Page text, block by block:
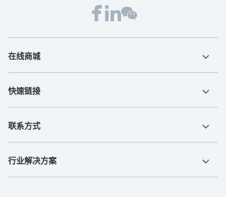
在线商城
快速链接
联系方式
行业解决方案